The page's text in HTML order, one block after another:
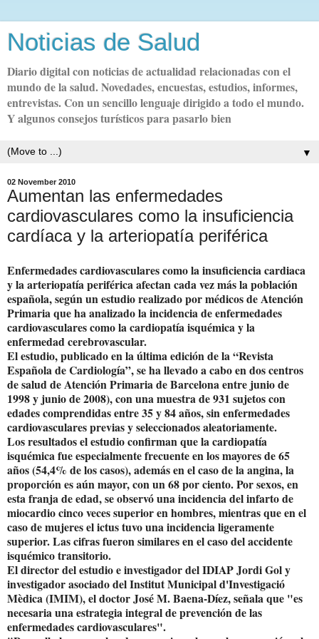
Noticias de Salud
Diario digital con noticias de actualidad relacionadas con el
mundo de la salud. Novedades, encuestas, estudios, informes,
entrevistas. Con un sencillo lenguaje dirigido a todo el mundo.
Y algunos consejos turísticos para pasarlo bien
▼
02 November 2010
Aumentan las enfermedades
cardiovasculares como la insuficiencia
cardíaca y la arteriopatía periférica
Enfermedades cardiovasculares como la insuficiencia cardiaca
y la arteriopatía periférica afectan cada vez más la población
española, según un estudio realizado por médicos de Atención
Primaria que ha analizado la incidencia de enfermedades
cardiovasculares como la cardiopatía isquémica y la
enfermedad cerebrovascular.
El estudio, publicado en la última edición de la “Revista
Española de Cardiología”, se ha llevado a cabo en dos centros
de salud de Atención Primaria de Barcelona entre junio de
1998 y junio de 2008), con una muestra de 931 sujetos con
edades comprendidas entre 35 y 84 años, sin enfermedades
cardiovasculares previas y seleccionados aleatoriamente.
Los resultados el estudio confirman que la cardiopatía
isquémica fue especialmente frecuente en los mayores de 65
años (54,4% de los casos), además en el caso de la angina, la
proporción es aún mayor, con un 68 por ciento. Por sexos, en
esta franja de edad, se observó una incidencia del infarto de
miocardio cinco veces superior en hombres, mientras que en el
caso de mujeres el ictus tuvo una incidencia ligeramente
superior. Las cifras fueron similares en el caso del accidente
isquémico transitorio.
El director del estudio e investigador del IDIAP Jordi Gol y
investigador asociado del Institut Municipal d'Investigació
Mèdica (IMIM), el doctor José M. Baena-Díez, señala que "es
necesaria una estrategia integral de prevención de las
enfermedades cardiovasculares".